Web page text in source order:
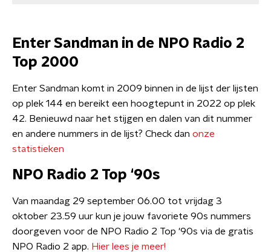
Enter Sandman in de NPO Radio 2
Top 2000
Enter Sandman komt in 2009 binnen in de lijst der lijsten
op plek 144 en bereikt een hoogtepunt in 2022 op plek
42. Benieuwd naar het stijgen en dalen van dit nummer
en andere nummers in de lijst? Check dan onze
statistieken
NPO Radio 2 Top ‘90s
Van maandag 29 september 06.00 tot vrijdag 3
oktober 23.59 uur kun je jouw favoriete 90s nummers
doorgeven voor de NPO Radio 2 Top '90s via de gratis
NPO Radio 2 app. Hier lees je meer!